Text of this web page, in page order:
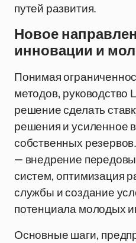
путей развития.
Новое
инновации и
Понимая
методов,
решение сделать
решения и усиленное
собственных
— внедрение
систем, оптимизация
службы и создание
потенциала молодых
Основные шаги,